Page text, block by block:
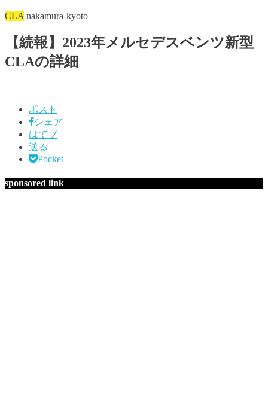
CLA nakamura-kyoto
【続報】2023年メルセデスベンツ新型
CLAの詳細
ポスト
シェア
はてブ
送る
Pocket
sponsored link